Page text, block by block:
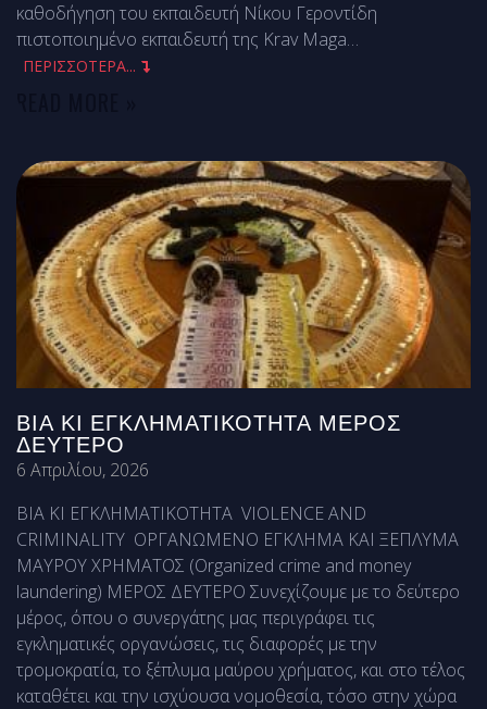
καθοδήγηση του εκπαιδευτή Νίκου Γεροντίδη
πιστοποιημένο εκπαιδευτή της Krav Maga…
ΠΕΡΙΣΣΟΤΕΡΑ...
ΒΙΑ ΚΙ ΕΓΚΛΗΜΑΤΙΚΟΤΗΤΑ ΜΕΡΟΣ
ΔΕΥΤΕΡΟ
6 Απριλίου, 2026
ΒΙΑ ΚΙ ΕΓΚΛΗΜΑΤΙΚΟΤΗΤΑ VIOLENCE AND
CRIMINALITY ΟΡΓΑΝΩΜΕΝΟ ΕΓΚΛΗΜΑ ΚΑΙ ΞΕΠΛΥΜΑ
ΜΑΥΡΟΥ ΧΡΗΜΑΤΟΣ (Organized crime and money
laundering) ΜΕΡΟΣ ΔΕΥΤΕΡΟ Συνεχίζουμε με το δεύτερο
μέρος, όπου ο συνεργάτης μας περιγράφει τις
εγκληματικές οργανώσεις, τις διαφορές με την
τρομοκρατία, το ξέπλυμα μαύρου χρήματος, και στο τέλος
καταθέτει και την ισχύουσα νομοθεσία, τόσο στην χώρα